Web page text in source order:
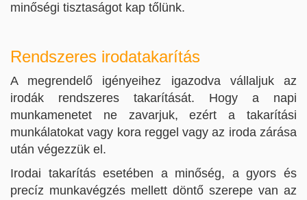
minőségi tisztaságot kap tőlünk.
Rendszeres irodatakarítás
A megrendelő igényeihez igazodva vállaljuk az
irodák rendszeres takarítását. Hogy a napi
munkamenetet ne zavarjuk, ezért a takarítási
munkálatokat vagy kora reggel vagy az iroda zárása
után végezzük el.
Irodai takarítás esetében a minőség, a gyors és
precíz munkavégzés mellett döntő szerepe van az